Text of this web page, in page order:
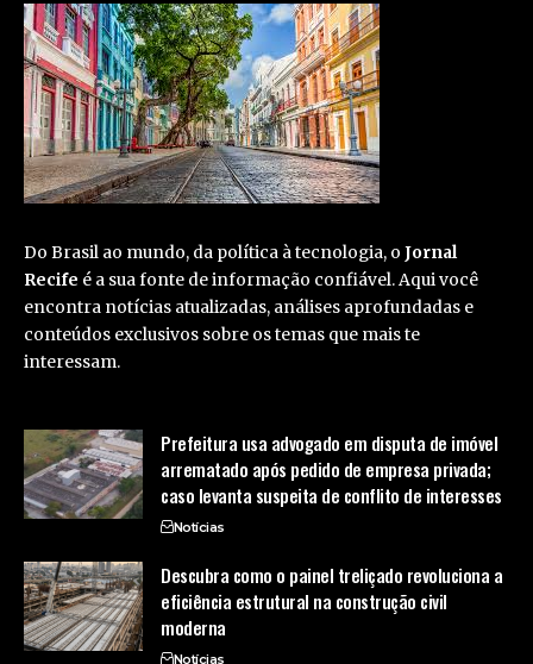
Do Brasil ao mundo, da política à tecnologia, o Jornal
Recife é a sua fonte de informação confiável. Aqui você
encontra notícias atualizadas, análises aprofundadas e
conteúdos exclusivos sobre os temas que mais te
interessam.
Prefeitura usa advogado em disputa de imóvel
arrematado após pedido de empresa privada;
caso levanta suspeita de conflito de interesses
Notícias
Descubra como o painel treliçado revoluciona a
eficiência estrutural na construção civil
moderna
Notícias